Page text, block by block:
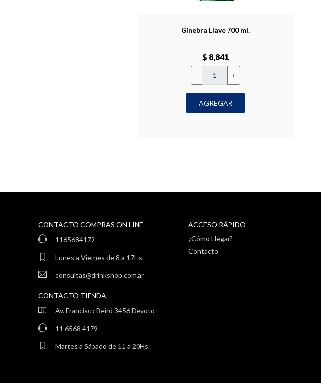
Ginebra Llave 700 ml.
$ 8,841
- +
AGREGAR
CONTACTO COMPRAS ON LINE
1165684179
Lunes a Viernes de 8 a 17Hs.
consultas@drinkshop.com.ar
CONTACTO TIENDA
Av. Francisco Beiró 3456 Devoto
11 6568 4179
Martes a Sábado de 11 a 20Hs.
ACCESO RÁPIDO
¿Cómo Llegar?
Contacto